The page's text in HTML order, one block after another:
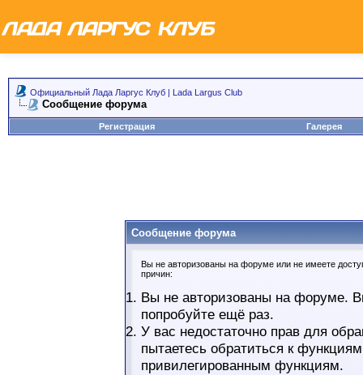
Официальный Лада Ларгус Клуб | Lada Largus Club
Сообщение форума
Регистрация Галерея
Сообщение форума
Вы не авторизованы на форуме или не имеете
причин:
Вы не авторизованы на форуме.
попробуйте ещё раз.
У вас недостаточно прав для
пытаетесь обратиться к
привилегированным функциям.